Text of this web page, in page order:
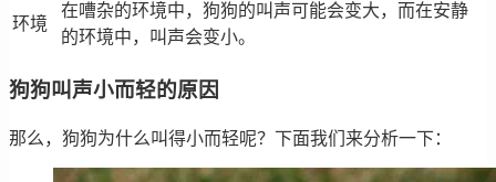
环境
在嘈杂的环境中，狗狗的叫声可能会变大，而在安静
的环境中，叫声会变小。
狗狗叫声小而轻的原因
那么，狗狗为什么叫得小而轻呢？下面我们来分析一下：